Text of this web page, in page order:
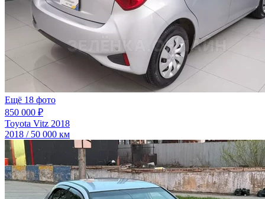
Ещё 18 фото
850 000 ₽
Toyota Vitz 2018
2018 / 50 000 км